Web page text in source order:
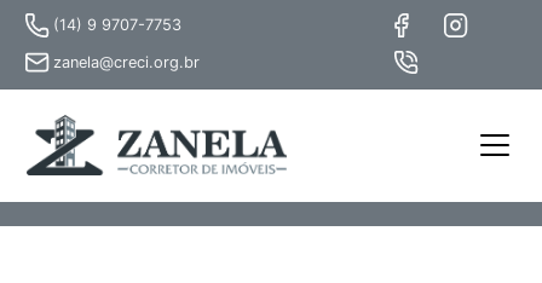
(14) 9 9707-7753
zanela@creci.org.br